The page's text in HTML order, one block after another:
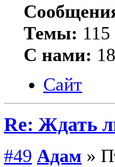
Темы: 115
С нами:
Сайт
Re: Ждать
#49 Адам »